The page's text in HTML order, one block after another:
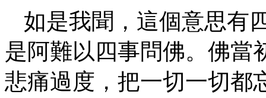
如是我聞，這個意思有
是阿難以四事問佛。佛當
悲痛過度，把一切一切都